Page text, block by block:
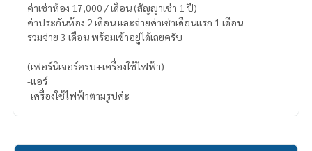
ค่าเช่าห้อง 17,000 / เดือน (สัญญาเช่า 1 ปี)
ค่าประกันห้อง 2 เดือน และจ่ายค่าเช่าเดือนแรก 1 เดือน
รวมจ่าย 3 เดือน พร้อมเข้าอยู่ได้เลยครับ
(เฟอร์นิเจอร์ครบ+เครื่องใช้ไฟฟ้า)
-แอร์
-เครื่องใช้ไฟฟ้าตามรูปค่ะ